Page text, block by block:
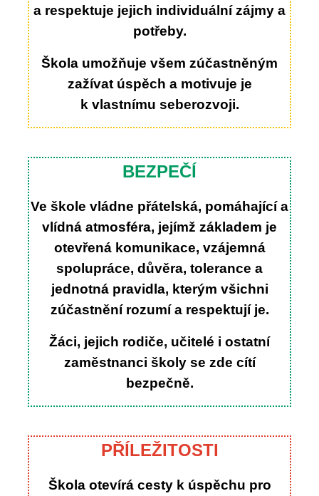
a respektuje jejich individuální zájmy a
potřeby.
Škola umožňuje všem zúčastněným
zažívat úspěch a motivuje je
k vlastnímu seberozvoji.
BEZPEČÍ
Ve škole vládne přátelská, pomáhající a
vlídná atmosféra, jejímž základem je
otevřená komunikace, vzájemná
spolupráce, důvěra, tolerance a
jednotná pravidla, kterým všichni
zúčastnění rozumí a respektují je.
Žáci, jejich rodiče, učitelé i ostatní
zaměstnanci školy se zde cítí
bezpečně.
PŘÍLEŽITOSTI
Škola otevírá cesty k úspěchu pro